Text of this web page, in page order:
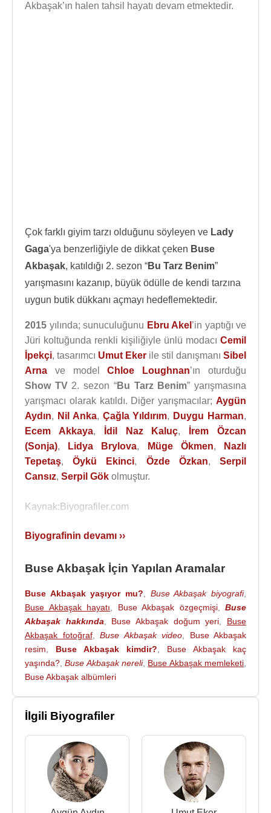
Akbaşak’ın halen tahsil hayatı devam etmektedir.
Çok farklı giyim tarzı olduğunu söyleyen ve Lady
Gaga'ya benzerliğiyle de dikkat çeken Buse
Akbaşak, katıldığı 2. sezon “Bu Tarz Benim”
yarışmasını kazanıp, büyük ödülle de kendi tarzına
uygun butik dükkanı açmayı hedeflemektedir.
2015 yılında; sunuculuğunu Ebru Akel ’in yaptığı ve
Jüri koltuğunda renkli kişiliğiyle ünlü modacı Cemil
İpekçi, tasarımcı Umut Eker ile stil danışmanı Sibel
Arna ve modelChloe Loughnan’ın oturduğu
Show TV2. sezon “Bu Tarz Benim” yarışmasına
yarışmacı olarak katıldı. Diğer yarışmacılar; Aygün
Aydın, Nil Anka, Çağla Yıldırım, Duygu Harman,
Ecem Akkaya, İdil Naz Kaluç,
İrem Özcan
(Sonja), Lidya Brylova, Müge Ökmen,
Nazlı
Tepetaş,Öykü Ekinci, Özde Özkan,Serpil
Cansız, Serpil Gök olmuştur.
Kaynak:Biyografiler.com
Biyografinin devamı ››
Buse Akbaşak İçin Yapılan Aramalar
Buse Akbaşak yaşıyor mu? Buse Akbaşak biyografi,
Buse Akbaşak hayatı
Buse Akbaşak özgeçmişi, Buse
Akbaşak hakkında
Buse Akbaşak doğum yeri
Buse
Akbaşak fotoğraf, Buse Akbaşak video
Buse Akbaşak
resim
Buse Akbaşak kimdir?
Buse Akbaşak kaç
yaşında? ,Buse Akbaşak nereli, Buse Akbaşak memleketi
Buse Akbaşak albümleri
İlgili Biyografiler